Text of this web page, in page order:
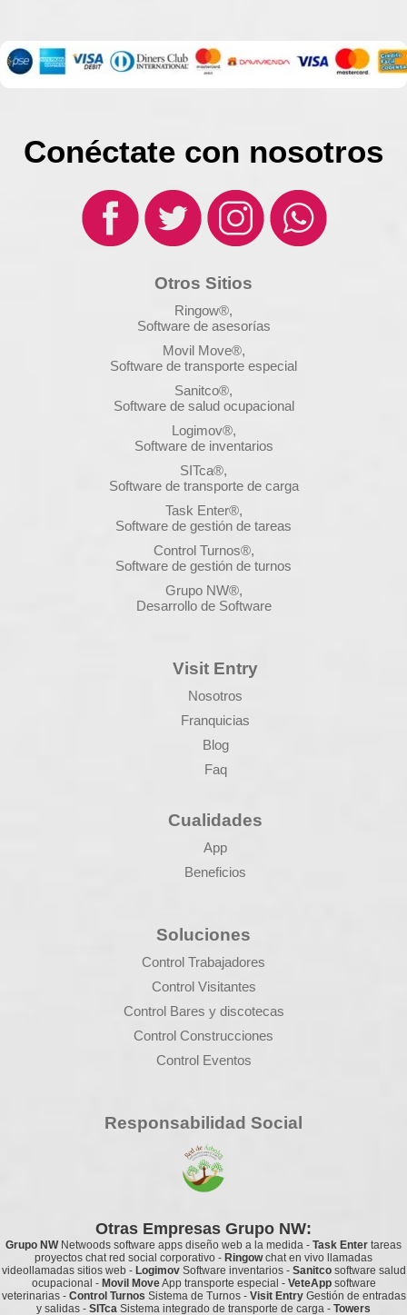
Conéctate con nosotros
Otros Sitios
Ringow®,
Software de asesorías
Movil Move®,
Software de transporte especial
Sanitco®,
Software de salud ocupacional
Logimov®,
Software de inventarios
SITca®,
Software de transporte de carga
Task Enter®,
Software de gestión de tareas
Control Turnos®,
Software de gestión de turnos
Grupo NW®,
Desarrollo de Software
Visit Entry
Nosotros
Franquicias
Blog
Faq
Cualidades
App
Beneficios
Soluciones
Control Trabajadores
Control Visitantes
Control Bares y discotecas
Control Construcciones
Control Eventos
Responsabilidad Social
Otras Empresas Grupo NW:
Grupo NW Netwoods software apps diseño web a la medida - Task Enter tareas
proyectos chat red social corporativo - Ringowchat en vivo llamadas
videollamadas sitios web- Logimov Software inventarios- Sanitco software salud
ocupacional - Movil MoveApp transporte especial - VeteAppsoftware
veterinarias- Control Turnos Sistema de Turnos- Visit Entry Gestión de entradas
y salidas - SITca Sistema integrado de transporte de carga - Towers